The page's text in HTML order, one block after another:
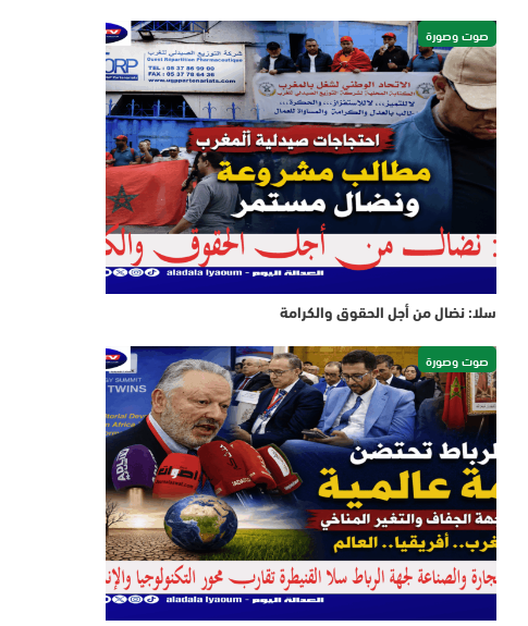
صوت وصورة
سلا: نضال من أجل الحقوق والكرامة
صوت وصورة